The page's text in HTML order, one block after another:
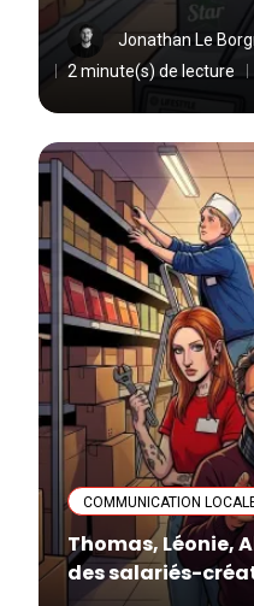
Jonathan Le
2 minute(s) de lecture
COMMUNICATION
Thomas, Léonie,
des salariés-